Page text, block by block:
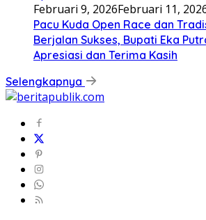
Februari 9, 2026Februari 11,
Pacu Kuda Open Race dan
Berjalan Sukses, Bupati Eka
Apresiasi dan Terima Kasih
Selengkapnya